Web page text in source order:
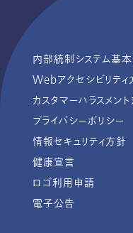
内部統制システム基
Webアクセシビリティ
カスタマーハラスメン
プライバシーポリシー
情報セキュリティ方針
健康宣言
ロゴ利用申請
電子公告